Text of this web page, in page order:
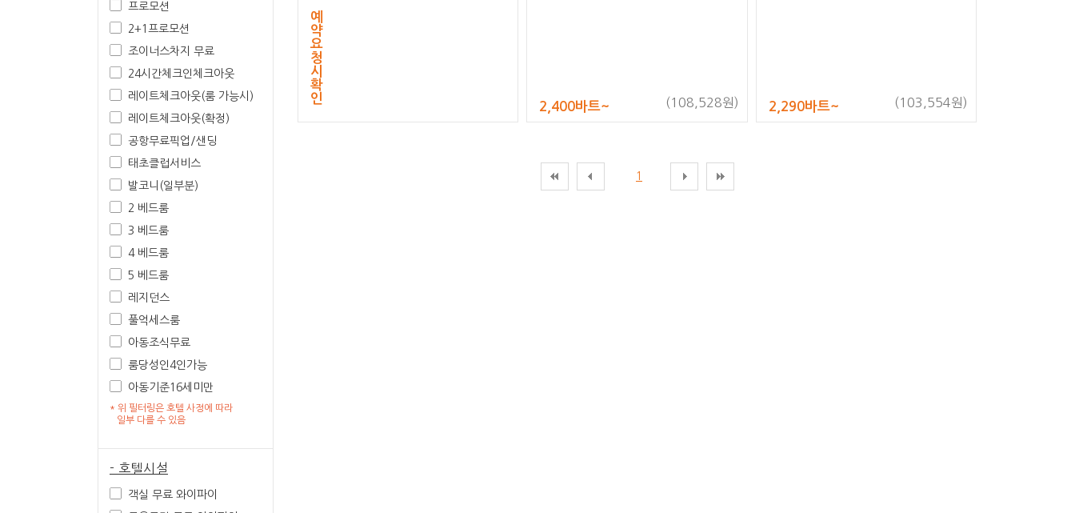
프로모션
2+1프로모션
조이너스차지 무료
24시간체크인체크아웃
레이트체크아웃(룸 가능시)
레이트체크아웃(확정)
공항무료픽업/샌딩
태초클럽서비스
발코니(일부분)
2 베드룸
3 베드룸
4 베드룸
5 베드룸
레지던스
풀억세스룸
아동조식무료
룸당성인4인가능
아동기준16세미만
* 위 필터링은 호텔 사정에 따라
일부 다를 수 있음
- 호텔시설
객실 무료 와이파이
예
약
요
청
시
확
인
2,400바트~ (108,528원) 2,290바트~ (103,554원)
1